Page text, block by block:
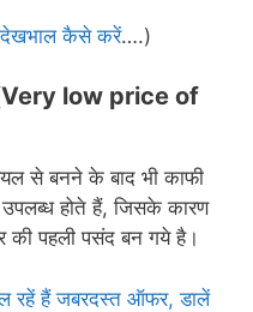
देखभाल कैसे करें….)
Very low price of
से बनने के बाद भी काफी
होते हैं, जिसके कारण
की पहली पसंद बन गये है।
रहें हैं जबरदस्त ऑफर, डालें